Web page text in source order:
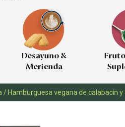
Desayuno &
Merienda
/Hamburguesa vegana de calabacín y